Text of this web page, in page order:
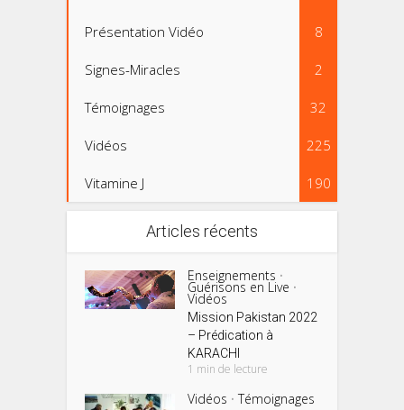
Présentation Vidéo 8
Signes-Miracles 2
Témoignages 32
Vidéos 225
Vitamine J 190
Articles récents
Enseignements •
Guérisons en Live •
Vidéos
Mission Pakistan 2022
– Prédication à
KARACHI
1 min de lecture
Vidéos • Témoignages